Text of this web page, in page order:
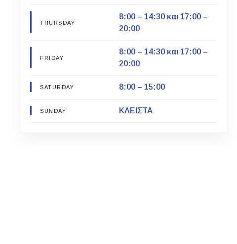
THURSDAY
8:00 – 14:30 και 17:00 –
20:00
FRIDAY
8:00 – 14:30 και 17:00 –
20:00
SATURDAY 8:00 – 15:00
SUNDAY ΚΛΕΙΣΤΑ